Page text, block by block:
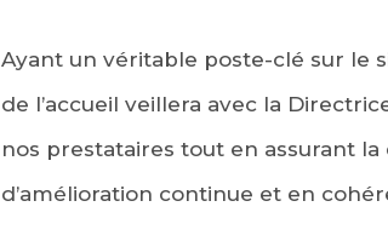
Ayant un véritable poste-clé sur le
de l’accueil veillera avec la
nos prestataires tout en assurant
d’amélioration continue et en